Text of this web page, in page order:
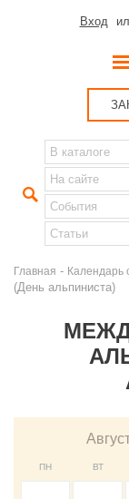
Вход
Главная - Календарь
(День альпиниста)
ПН ВТ